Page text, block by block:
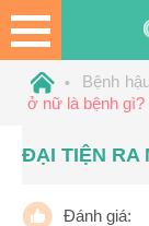
Bệnh
ở nữ là bệnh gì?
ĐẠI TIỆN RA
Đánh giá: